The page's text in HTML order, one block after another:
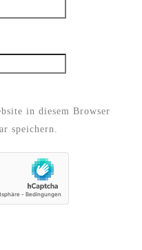
in diesem Browser
speichern.